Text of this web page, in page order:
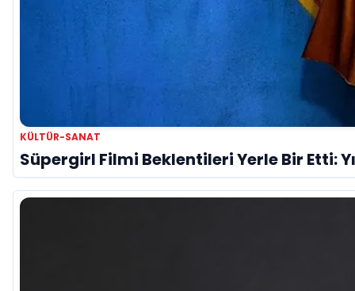
KÜLTÜR-SANAT
Süpergirl Filmi Beklentileri Yerle Bir Etti: